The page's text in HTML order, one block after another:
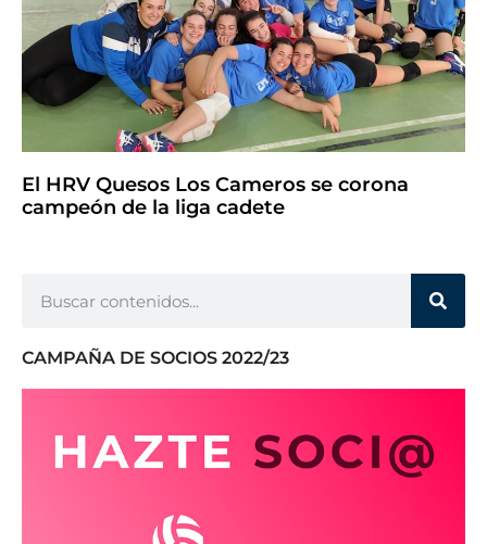
El HRV Quesos Los Cameros se corona
campeón de la liga cadete
CAMPAÑA DE SOCIOS 2022/23